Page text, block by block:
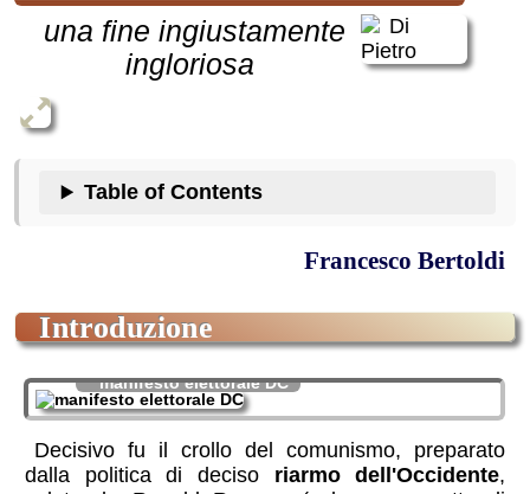
una fine ingiustamente
ingloriosa
Table of Contents
Francesco Bertoldi
introduzione
manifesto elettorale DC
Decisivo fu il crollo del comunismo, preparato
dalla politica di deciso riarmo dell'Occidente,